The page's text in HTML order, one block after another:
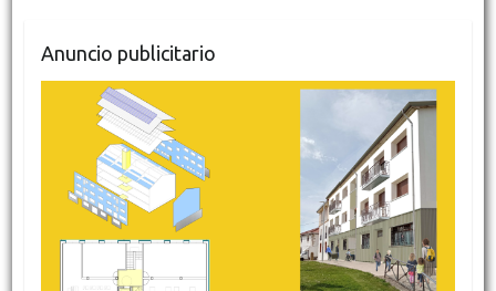
Anuncio publicitario